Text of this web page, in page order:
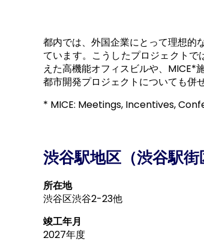
都内では、外国企業にとって理想的
ています。こうしたプロジェクト
えた高機能オフィスビルや、MICE*
都市開発プロジェクトについても併
* MICE: Meetings, Incentives,
渋谷駅地区（渋谷駅街
所在地
渋谷区渋谷2-23他
竣工年月
2027年度